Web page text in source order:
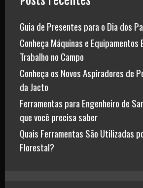
Guia de Presentes para o Dia dos
Conheça Máquinas e Equipamentos
Trabalho no Campo
Conheça os Novos Aspiradores de
da Jacto
Ferramentas para Engenheiro de
que você precisa saber
Quais Ferramentas São Utilizadas
Florestal?